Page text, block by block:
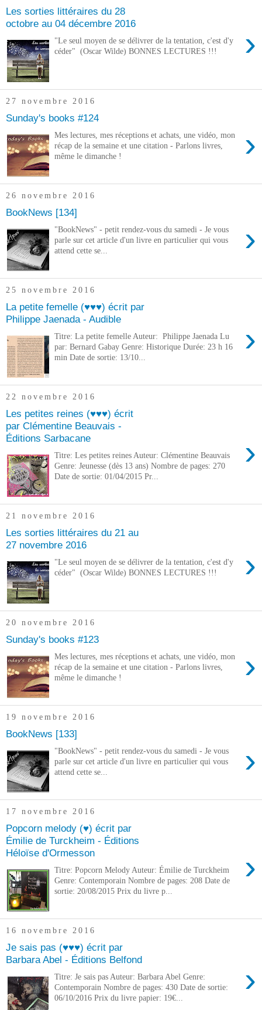
Les sorties littéraires du 28
octobre au 04 décembre 2016
›
"Le seul moyen de se délivrer de la tentation, c'est d'y
céder" (Oscar Wilde) BONNES LECTURES !!!
27 novembre 2016
Sunday's books #124
›
Mes lectures, mes réceptions et achats, une vidéo, mon
récap de la semaine et une citation - Parlons livres,
même le dimanche !
26 novembre 2016
BookNews [134]
›
"BookNews" - petit rendez-vous du samedi - Je vous
parle sur cet article d'un livre en particulier qui vous
attend cette se...
25 novembre 2016
La petite femelle (♥♥♥) écrit par
Philippe Jaenada - Audible
›
Titre: La petite femelle Auteur: Philippe Jaenada Lu
par: Bernard Gabay Genre: Historique Durée: 23 h 16
min Date de sortie: 13/10...
22 novembre 2016
Les petites reines (♥♥♥) écrit
par Clémentine Beauvais -
Éditions Sarbacane
›
Titre: Les petites reines Auteur: Clémentine Beauvais
Genre: Jeunesse (dès 13 ans) Nombre de pages: 270
Date de sortie: 01/04/2015 Pr...
21 novembre 2016
Les sorties littéraires du 21 au
27 novembre 2016
›
"Le seul moyen de se délivrer de la tentation, c'est d'y
céder" (Oscar Wilde) BONNES LECTURES !!!
20 novembre 2016
Sunday's books #123
›
Mes lectures, mes réceptions et achats, une vidéo, mon
récap de la semaine et une citation - Parlons livres,
même le dimanche !
19 novembre 2016
BookNews [133]
›
"BookNews" - petit rendez-vous du samedi - Je vous
parle sur cet article d'un livre en particulier qui vous
attend cette se...
17 novembre 2016
Popcorn melody (♥) écrit par
Émilie de Turckheim - Éditions
Héloïse d'Ormesson
›
Titre: Popcorn Melody Auteur: Émilie de Turckheim
Genre: Contemporain Nombre de pages: 208 Date de
sortie: 20/08/2015 Prix du livre p...
16 novembre 2016
Je sais pas (♥♥♥) écrit par
Barbara Abel - Éditions Belfond
›
Titre: Je sais pas Auteur: Barbara Abel Genre:
Contemporain Nombre de pages: 430 Date de sortie:
06/10/2016 Prix du livre papier: 19€...